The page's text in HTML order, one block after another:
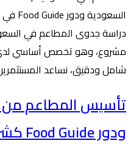
دراسة جدوى المطاعم في
شامل ودقيق، نساعد
تأسيس المطاعم من
ودور Food Guide كشريك استراتيجي